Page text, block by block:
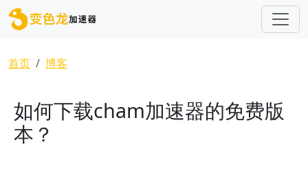
跳转到主要内容
面包屑
首页 博客
如何下载cham加速器的免费版
本？